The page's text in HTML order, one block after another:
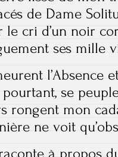
de Dame
le cri d’un noir
ses mille
l’Absence
se
rongent mon
ne voit
à propos